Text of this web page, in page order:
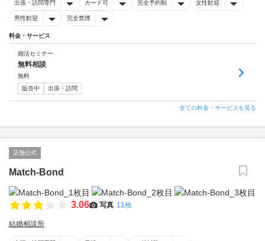
出張・訪問専門 カード可 完全予約制 女性歓迎
男性歓迎 完全禁煙
料金・サービス
婚活セミナー
無料相談
無料
販売中
出張・訪問
全ての料金・サービスを見る
店舗公式
Match-Bond
3.06 写真 11枚
結婚相談所